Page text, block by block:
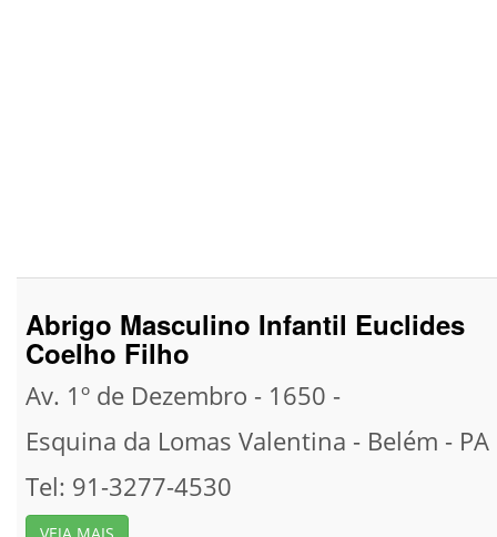
Abrigo Masculino Infantil Euclides
Coelho Filho
Av. 1º de Dezembro - 1650 -
Esquina da Lomas Valentina - Belém - PA
Tel: 91-3277-4530